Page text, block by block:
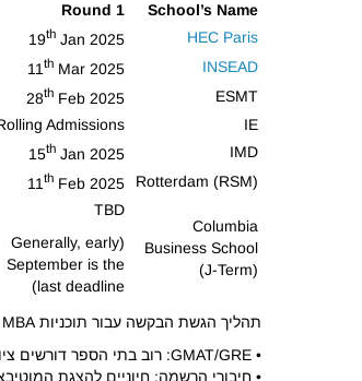
School’s Name
Round 1
HEC Paris
19th Jan 2025
INSEAD
11th Mar 2025
ESMT
28th Feb 2025
IE
Admissions
IMD
15th Jan 2025
Rotterdam (RSM)
11th Feb 2025
Columbia
Business School
(J-Term)
TBD
(Generally, early
September is the
last deadline)
תהליך הגשת הבקשה עבור תוכניות MBA שמתחילות בינואר זהה בדרך כלל לזה של ספטמבר. רכיבי מפתח כוללים בדרך כלל:
• GMAT/GRE: רוב בתי הספר דורשים ציוני מבחנים סטנדרטיים.
• חיבורי הרשמה: חיוניים להצגת